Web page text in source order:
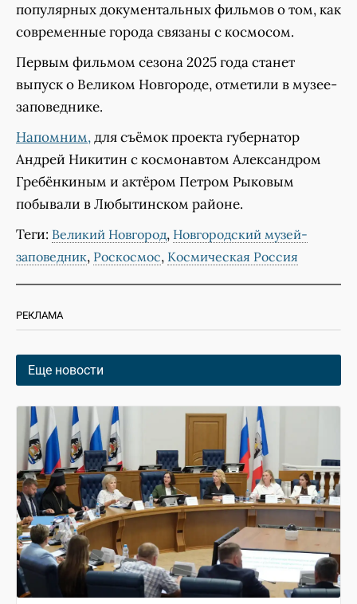
популярных документальных фильмов о том, как
современные города связаны с космосом.
Первым фильмом сезона 2025 года станет
выпуск о Великом Новгороде, отметили в музее-
заповеднике.
Напомним,для съëмок проекта губернатор
Андрей Никитин с космонавтом Александром
Гребёнкиным и актёром Петром Рыковым
побывали в Любытинском районе.
Теги: Великий Новгород, Новгородский музей-
заповедник, Роскосмос, Космическая Россия
РЕКЛАМА
Еще новости